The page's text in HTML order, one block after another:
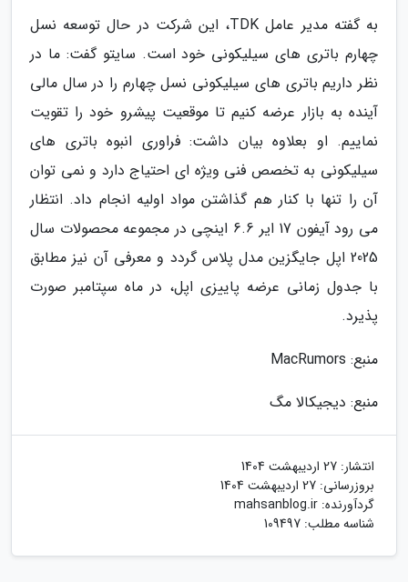
به گفته مدیر عامل TDK، این شرکت در حال توسعه نسل
چهارم باتری های سیلیکونی خود است. سایتو گفت: ما در
نظر داریم باتری های سیلیکونی نسل چهارم را در سال مالی
آینده به بازار عرضه کنیم تا موقعیت پیشرو خود را تقویت
نماییم. او بعلاوه بیان داشت: فراوری انبوه باتری های
سیلیکونی به تخصص فنی ویژه ای احتیاج دارد و نمی توان
آن را تنها با کنار هم گذاشتن مواد اولیه انجام داد. انتظار
می رود آیفون 17 ایر 6.6 اینچی در مجموعه محصولات سال
2025 اپل جایگزین مدل پلاس گردد و معرفی آن نیز مطابق
با جدول زمانی عرضه پاییزی اپل، در ماه سپتامبر صورت
پذیرد.
منبع: MacRumors
منبع: دیجیکالا مگ
انتشار: 27 اردیبهشت 1404
بروزرسانی: 27 اردیبهشت 1404
گردآورنده: mahsanblog.ir
شناسه مطلب: 109497